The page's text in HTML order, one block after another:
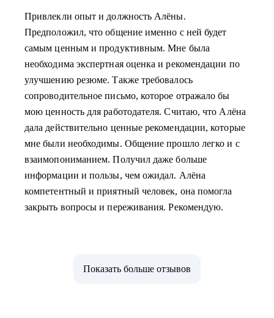
Привлекли опыт и должность Алёны.
Предположил, что общение именно с ней будет
самым ценным и продуктивным. Мне была
необходима экспертная оценка и рекомендации по
улучшению резюме. Также требовалось
сопроводительное письмо, которое отражало бы
мою ценность для работодателя. Считаю, что Алёна
дала действительно ценные рекомендации, которые
мне были необходимы. Общение прошло легко и с
взаимопониманием. Получил даже больше
информации и пользы, чем ожидал. Алёна
компетентный и приятный человек, она помогла
закрыть вопросы и переживания. Рекомендую.
Показать больше отзывов